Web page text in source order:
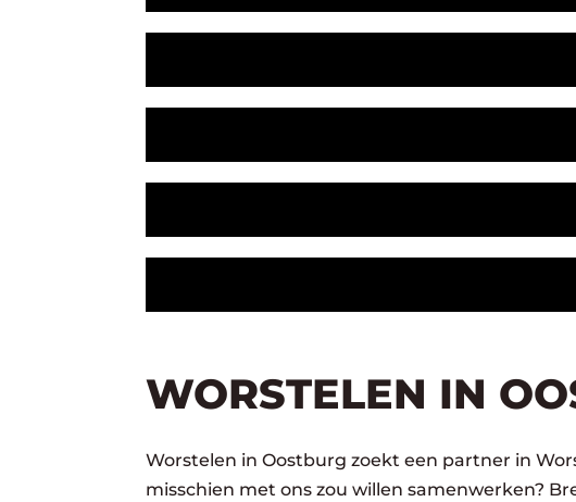
WORSTELEN IN
Worstelen in Oostburg zoekt een partner in
misschien met ons zou willen samenwerken?